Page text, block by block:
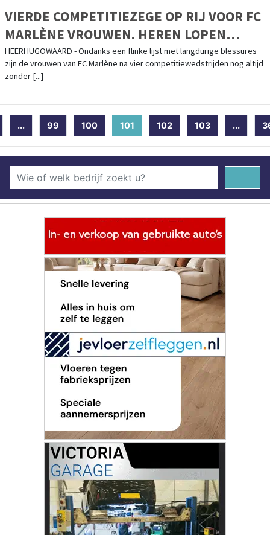
VIERDE COMPETITIEZEGE OP RIJ VOOR FC
MARLÈNE VROUWEN. HEREN LOPEN
TEGEN EERSTE NEDERLAAG OP
HEERHUGOWAARD - Ondanks een flinke lijst met langdurige blessures
zijn de vrouwen van FC Marlène na vier competitiewedstrijden nog altijd
zonder [...]
... 99 100 101 (current)
102 103 ...